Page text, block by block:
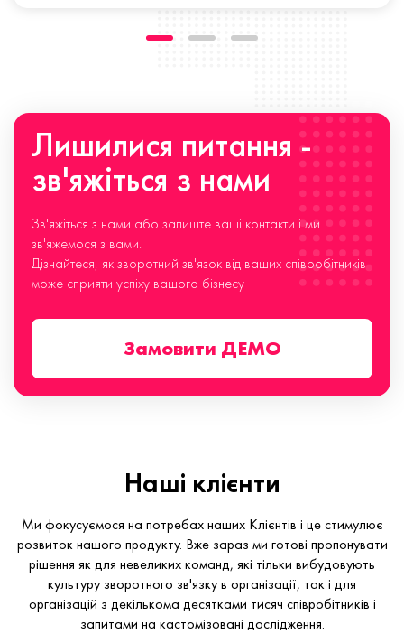
Лишилися питання -
зв'яжіться з нами
Зв'яжіться з нами або залиште ваші контакти і ми
зв'яжемося з вами.
Дізнайтеся, як зворотний зв'язок від ваших співробітників
може сприяти успіху вашого бізнесу
Замовити ДЕМО
Наші клієнти
Ми фокусуємося на потребах наших Клієнтів і це стимулює
розвиток нашого продукту. Вже зараз ми готові пропонувати
рішення як для невеликих команд, які тільки вибудовують
культуру зворотного зв'язку в організації, так і для
організацій з декількома десятками тисяч співробітників і
запитами на кастомізовані дослідження.